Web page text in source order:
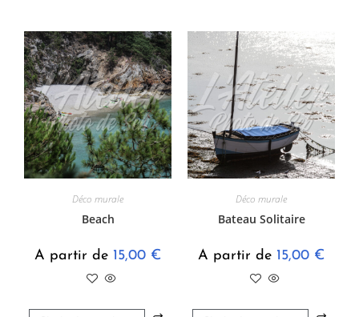
Déco murale
Beach
A partir de 15,00 €
Déco murale
Bateau Solitaire
A partir de 15,00 €